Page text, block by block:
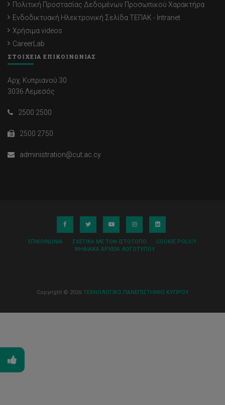
Πολιτική Προστασίας Δεδομένων Προσωπικού Χαρακτήρα
Ενδοδικτυακή Ηλεκτρονική Σελίδα ΤΕΠΑΚ - Intranet
Χρήσιμα videos
CareerLab
ΣΤΟΙΧΕΙΑ ΕΠΙΚΟΙΝΩΝΙΑΣ
Αρχ. Κυπριανού 30
3036 Λεμεσός
2500 2500
2500 2750
administration@cut.ac.cy
ΕΠΙΚΟΙΝΩΝΊΑ ΣΧΕΤΙΚΆ ΜΕ ΤΟΝ ΙΣΤΌΤΟΠΟ
COOKIE POLICY
ΨΗΦΙΑΚΆ ΑΡΧΕΊΑ ΛΟΓΌΤΥΠΟΥ
Copyright © 2026 ΤΕΧΝΟΛΟΓΙΚΟ ΠΑΝΕΠΙΣΤΗΜΙΟ ΚΥΠΡΟΥ